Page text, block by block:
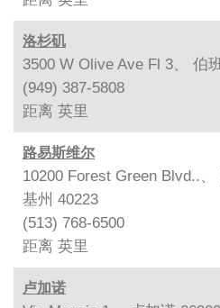
洛杉矶
3500 W Olive Ave Fl 3、 伯
(949) 387-5808
距离 英里
路易斯维尔
10200 Forest Green Blvd..
基州 40223
(513) 768-6500
距离 英里
卢加诺